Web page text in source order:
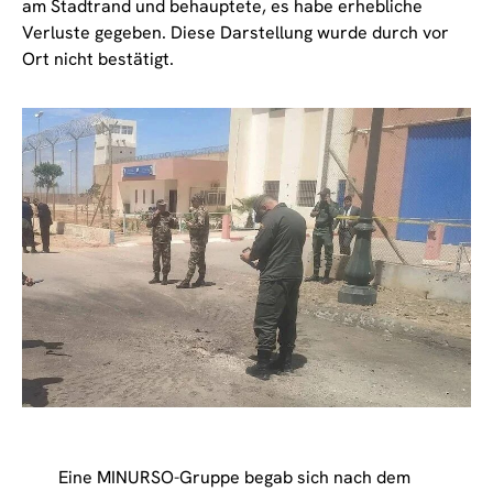
am Stadtrand und behauptete, es habe erhebliche
Verluste gegeben. Diese Darstellung wurde durch vor
Ort nicht bestätigt.
Eine MINURSO-Gruppe begab sich nach dem